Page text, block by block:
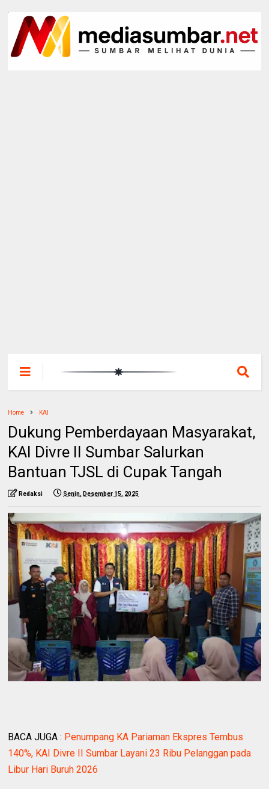
Home KAI
Dukung Pemberdayaan Masyarakat,
KAI Divre II Sumbar Salurkan
Bantuan TJSL di Cupak Tangah
Redaksi Senin, Desember 15, 2025
BACA JUGA : Penumpang KA Pariaman Ekspres Tembus
140%, KAI Divre II Sumbar Layani 23 Ribu Pelanggan pada
Libur Hari Buruh 2026